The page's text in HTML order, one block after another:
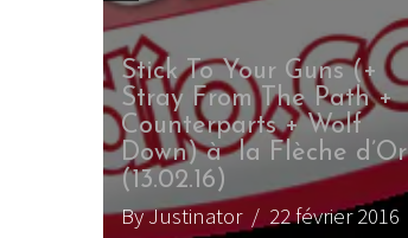
Stick To Your Guns (+
Stray From The Path +
Counterparts + Wolf
Down) à la Flèche d’Or
(13.02.16)
By Justinator/ 22 février 2016